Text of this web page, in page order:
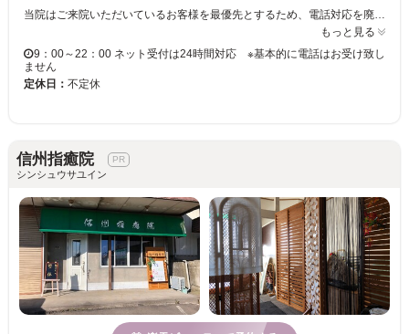
もっと見る
9：00～22：00 ネット受付は24時間対応 ※基本的に電話はお受け致し
ません
定休日： 不定休
信州指癒院
シンシュウサユイン